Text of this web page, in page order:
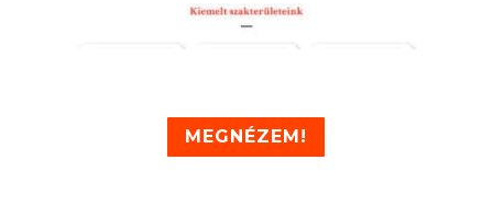
MEGNÉZEM!